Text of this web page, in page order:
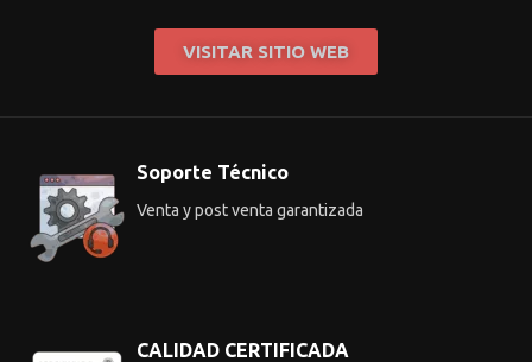
VISITAR SITIO WEB
Soporte Técnico
Venta y post venta garantizada
CALIDAD CERTIFICADA